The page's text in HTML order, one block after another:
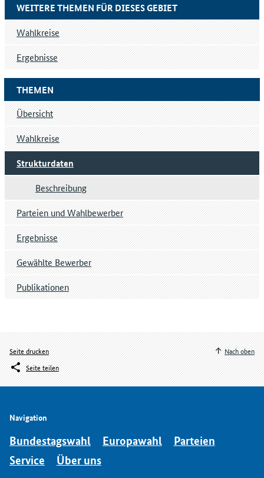
THEMEN
Übersicht
Wahlkreise
Strukturdaten
Beschreibung
Parteien und Wahlbewerber
Ergebnisse
Gewählte Bewerber
Publikationen
WEITERE THEMEN FÜR DIESES GEBIET
Wahlkreise
Ergebnisse
Seite drucken
Seite teilen
Nach oben
Navigation
Bundestagswahl Europawahl
Parteien
Service
Über uns